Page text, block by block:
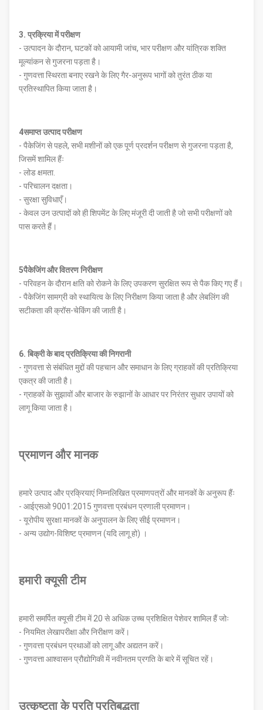
3. प्रक्रिया में परीक्षण
- उत्पादन के दौरान, घटकों को आयामी जांच, भार परीक्षण और यांत्रिक शक्ति
मूल्यांकन से गुजरना पड़ता है।
- गुणवत्ता स्थिरता बनाए रखने के लिए गैर-अनुरूप भागों को तुरंत ठीक या
प्रतिस्थापित किया जाता है।
4समाप्त उत्पाद परीक्षण
- पैकेजिंग से पहले, सभी मशीनों को एक पूर्ण प्रदर्शन परीक्षण से गुजरना पड़ता है,
जिसमें शामिल हैंः
- लोड क्षमता.
- परिचालन दक्षता।
- सुरक्षा सुविधाएँ।
- केवल उन उत्पादों को ही शिपमेंट के लिए मंजूरी दी जाती है जो सभी परीक्षणों को
पास करते हैं।
5पैकेजिंग और वितरण निरीक्षण
- परिवहन के दौरान क्षति को रोकने के लिए उपकरण सुरक्षित रूप से पैक किए गए हैं।
- पैकेजिंग सामग्री को स्थायित्व के लिए निरीक्षण किया जाता है और लेबलिंग की
सटीकता की क्रॉस-चेकिंग की जाती है।
6. बिक्री के बाद प्रतिक्रिया की निगरानी
- गुणवत्ता से संबंधित मुद्दों की पहचान और समाधान के लिए ग्राहकों की प्रतिक्रिया
एकत्र की जाती है।
- ग्राहकों के सुझावों और बाजार के रुझानों के आधार पर निरंतर सुधार उपायों को
लागू किया जाता है।
प्रमाणन और मानक
हमारे उत्पाद और प्रक्रियाएं निम्नलिखित प्रमाणपत्रों और मानकों के अनुरूप हैंः
- आईएसओ 9001:2015 गुणवत्ता प्रबंधन प्रणाली प्रमाणन।
- यूरोपीय सुरक्षा मानकों के अनुपालन के लिए सीई प्रमाणन।
- अन्य उद्योग-विशिष्ट प्रमाणन (यदि लागू हो) ।
हमारी क्यूसी टीम
हमारी समर्पित क्यूसी टीम में 20 से अधिक उच्च प्रशिक्षित पेशेवर शामिल हैं जोः
- नियमित लेखापरीक्षा और निरीक्षण करें।
- गुणवत्ता प्रबंधन प्रथाओं को लागू और अद्यतन करें।
- गुणवत्ता आश्वासन प्रौद्योगिकी में नवीनतम प्रगति के बारे में सूचित रहें।
उत्कृष्टता के प्रति प्रतिबद्धता